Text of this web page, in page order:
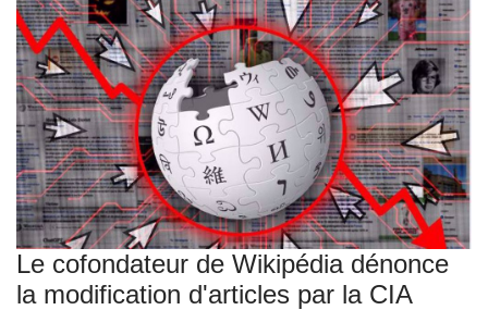
Le cofondateur de Wikipédia dénonce
la modification d'articles par la CIA